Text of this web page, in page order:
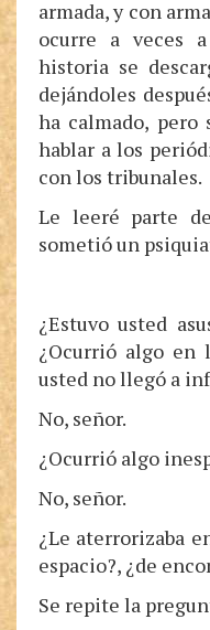
armada, y con
ocurre a veces
historia se
dejándoles
ha calmado, pero
hablar a los
con los tribunales.
Le leeré parte
sometió un
¿Estuvo usted
¿Ocurrió algo en
usted no llegó a
No, señor.
¿Ocurrió algo
No, señor.
¿Le aterrorizaba
espacio?, ¿de
Se repite la